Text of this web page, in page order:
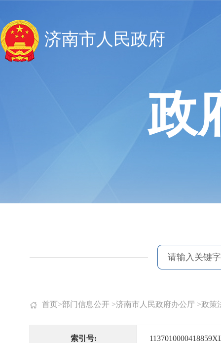
济南市人民政府
政
首页>部门信息公开 >济南市人民政府办公厅 >政策
索引号: